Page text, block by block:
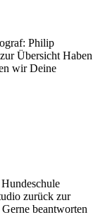
Philip
Übersicht Haben
wir Deine
zurück zur
beantworten